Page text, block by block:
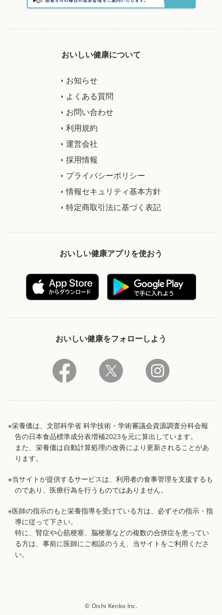
おいしい健康について
お知らせ
よくある質問
お問い合わせ
利用規約
運営会社
採用情報
プライバシーポリシー
情報セキュリティ基本方針
特定商取引法に基づく表記
おいしい健康アプリを使おう
おいしい健康をフォローしよう
※栄養価は、文部科学省 科学技術・学術審議会資源調査分科会報
告の日本食品標準成分表増補2023を元に算出しています。
また、栄養価は自動計算処理の改善により更新されることがあ
ります。
※当サイトが提供するサービスは、利用者の食事管理を支援するも
のであり、医療行為を行うものではありません。
※医師の指示のもと栄養指導を受けている方は、必ずその指示・指
導に従って下さい。
特に、腎症や心筋梗塞、脳梗塞などの複数の合併症を患ってい
る方は、事前に医師にご相談のうえ、当サイトをご利用くださ
い。
© Oishi Kenko Inc.